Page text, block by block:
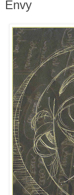
Envy